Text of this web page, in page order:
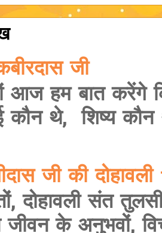
जी
आज हम बात
कौन थे, शिष्य
जी की
दोहावली संत
के अनुभवों,